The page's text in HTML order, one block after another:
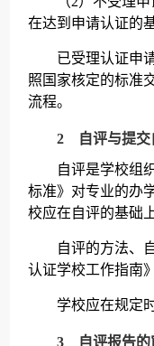
在达到申请认证的
已受理认证申请
照国家核定的标准
流程。
2 自评与提交
自评是学校组织
标准》对专业的办
校应在自评的基础
自评的方法、自
认证学校工作指南》
学校应在规定时
3 自评报告的